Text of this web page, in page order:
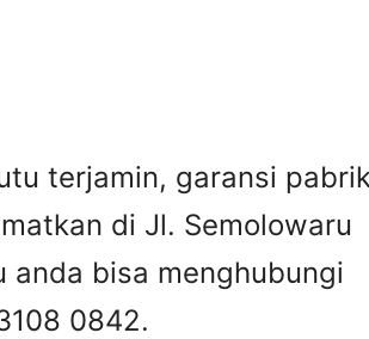
terjamin, garansi
di Jl. Semolowaru
anda bisa menghubungi
0842.